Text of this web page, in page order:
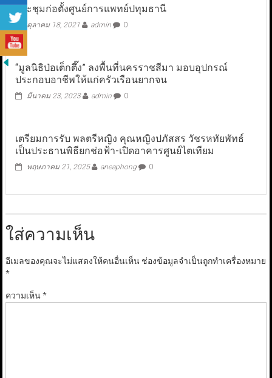
ประชุมก่อตั้งศูนย์การแพทย์ปทุมธานี
ตุลาคม 18, 2021 admin 0
“มูลนิธิป่อเต็กตึ๊ง” ลงพื้นที่นครราชสีมา มอบอุปกรณ์
ประกอบอาชีพให้แก่ครัวเรือนยากจน
มีนาคม 23, 2023 admin 0
เตรียมการรับ พลตรีหญิง คุณหญิงปภัสสร วัชรหทัยพัทธ์
เป็นประธานพิธียกช่อฟ้า-เปิดอาคารศูนย์ไตเทียม
พฤษภาคม 21, 2025 aneaphong 0
ใส่ความเห็น
อีเมลของคุณจะไม่แสดงให้คนอื่นเห็น ช่องข้อมูลจำเป็นถูกทำเครื่องหมาย
*
ความเห็น*